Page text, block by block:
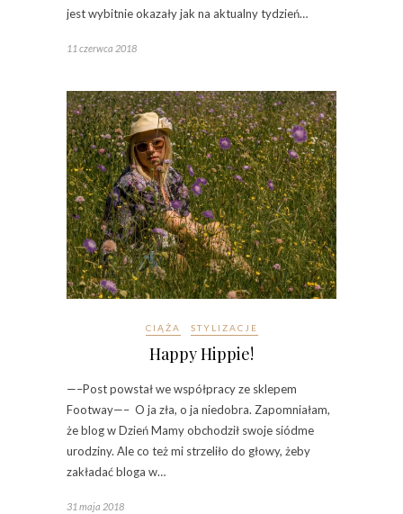
jest wybitnie okazały jak na aktualny tydzień…
11 czerwca 2018
CIĄŻA STYLIZACJE
Happy Hippie!
—–Post powstał we współpracy ze sklepem
Footway—– O ja zła, o ja niedobra. Zapomniałam,
że blog w Dzień Mamy obchodził swoje siódme
urodziny. Ale co też mi strzeliło do głowy, żeby
zakładać bloga w…
31 maja 2018